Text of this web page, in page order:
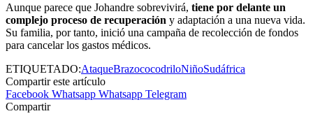
Aunque parece que Johandre sobrevivirá, tiene por delante un
complejo proceso de recuperación y adaptación a una nueva vida.
Su familia, por tanto, inició una campaña de recolección de fondos
para cancelar los gastos médicos.
ETIQUETADO:AtaqueBrazococodriloNiñoSudáfrica
Compartir este artículo
Facebook Whatsapp Whatsapp Telegram
Compartir